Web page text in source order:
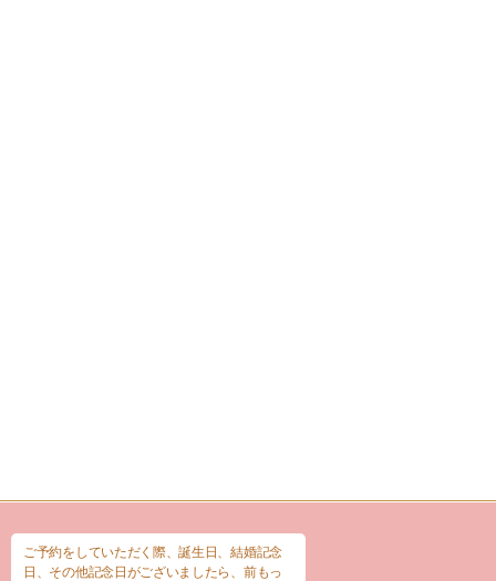
ご予約をしていただく際、誕生日、結婚記念
日、その他記念日がございましたら、前もっ